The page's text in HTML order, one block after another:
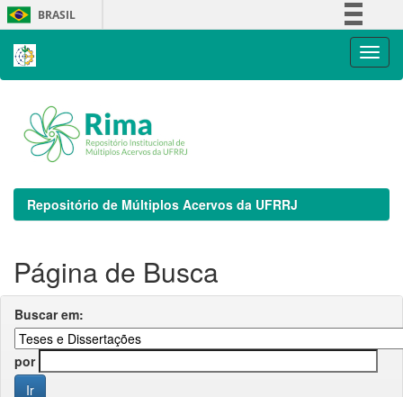
Skip
navigation
BRASIL
Repositório de Múltiplos Acervos da UFRRJ
Página de Busca
Buscar em:
por